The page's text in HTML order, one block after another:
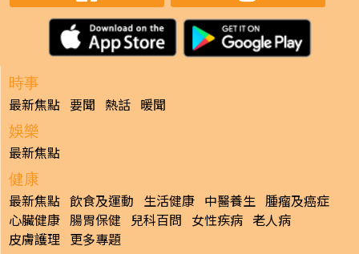
時事
最新焦點 要聞 熱話 暖聞
娛樂
最新焦點
健康
最新焦點 飲食及運動 生活健康 中醫養生 腫瘤及癌症
心臟健康 腸胃保健 兒科百問 女性疾病 老人病
皮膚護理 更多專題